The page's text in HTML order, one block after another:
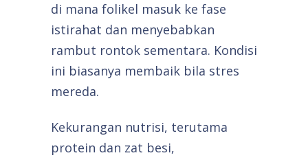
di mana folikel masuk ke fase
istirahat dan menyebabkan
rambut rontok sementara. Kondisi
ini biasanya membaik bila stres
mereda.
Kekurangan nutrisi, terutama
protein dan zat besi,